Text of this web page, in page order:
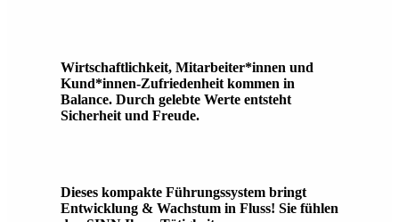
Wirtschaftlichkeit, Mitarbeiter*innen und
Kund*innen-Zufriedenheit kommen in
Balance. Durch gelebte Werte entsteht
Sicherheit und Freude.
Dieses kompakte Führungssystem bringt
Entwicklung & Wachstum in Fluss! Sie fühlen